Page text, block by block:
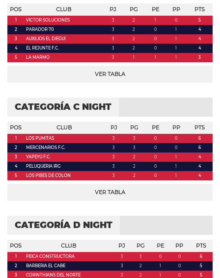
POS CLUB PJ PG PE PP PTS
1 VICTOR SOLUCIONES 3 2 1 0
5
2
PARADOR 70 3 2 0 1
4
3
AUXILIOS EL DIEGUI 3 2 0 1
4
4
EL REJUNTE F.C. 3 2 0 1
4
5
LA MARMO 3 1 1 1 3
VER TABLA
CATEGORÍA C NIGHT
POS CLUB PJ PG PE PP PTS
1 LOS PUMITAS 3 3 0 0
6
2
MERCENARIOS F.C. 3 3 0 0
6
3
YAPEYÚ F.C. 3 2 0 1
4
4
PELUQUERIA IRG 3 2 0 1
4
5
LOS PIBES DE COLON 3 2 0 1 4
VER TABLA
CATEGORÍA D NIGHT
POS CLUB PJ PG PE PP PTS
1 PEICA CONSTRUCTORA 3 3 0 0
6
2
BARBERIA EL CABE 3 2 1 0
5
3
CORINTHIANS DEL NORTE 3 2 1 0
5